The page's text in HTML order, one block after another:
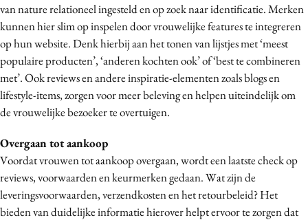
van nature relationeel ingesteld en op zoek naar identificatie. Merken
kunnen hier slim op inspelen door vrouwelijke features te integreren
op hun website. Denk hierbij aan het tonen van lijstjes met ‘meest
populaire producten’, ‘anderen kochten ook’ of ‘best te combineren
met’. Ook reviews en andere inspiratie-elementen zoals blogs en
lifestyle-items, zorgen voor meer beleving en helpen uiteindelijk om
de vrouwelijke bezoeker te overtuigen.
Overgaan tot aankoop
Voordat vrouwen tot aankoop overgaan, wordt een laatste check op
reviews, voorwaarden en keurmerken gedaan. Wat zijn de
leveringsvoorwaarden, verzendkosten en het retourbeleid? Het
bieden van duidelijke informatie hierover helpt ervoor te zorgen dat